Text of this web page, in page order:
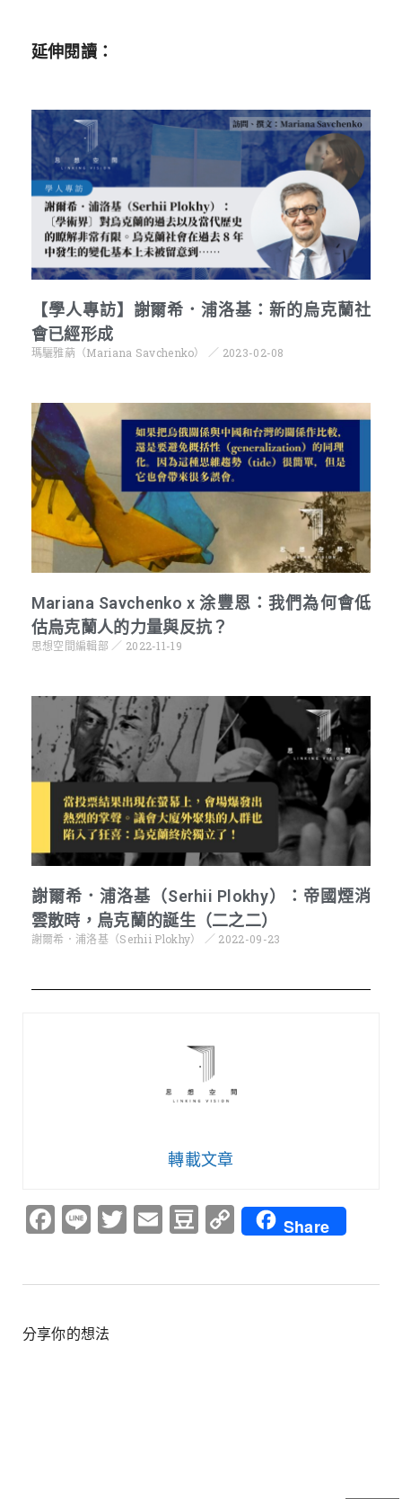
延伸閱讀：
【學人專訪】謝爾希．浦洛基：新的烏克蘭社
會已經形成
瑪驪雅蒳（Mariana Savchenko） 2023-02-08
Mariana Savchenko x 涂豐恩：我們為何會低
估烏克蘭人的力量與反抗？
思想空間編輯部 2022-11-19
謝爾希．浦洛基（Serhii Plokhy）：帝國煙消
雲散時，烏克蘭的誕生（二之二）
謝爾希．浦洛基（Serhii Plokhy） 2022-09-23
轉載文章
Facebook
LineTwitter
EmailDouban
CopyShare
分享你的想法